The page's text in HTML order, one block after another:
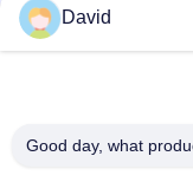
Βιομηχανική
μηχανών Τύπου
Εύκαμπτα
David
Good day, what